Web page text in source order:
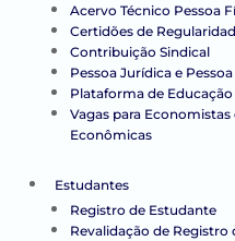
Acervo Técnico Pessoa
Certidões de
Contribuição Sindical
Pessoa Jurídica e
Plataforma de
Vagas para Economistas
Econômicas
Estudantes
Registro de Estudante
Revalidação de Registro